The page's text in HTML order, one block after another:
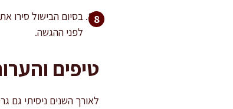
לפני ההגשה.
טיפים
לאורך השנים ניסיתי גם